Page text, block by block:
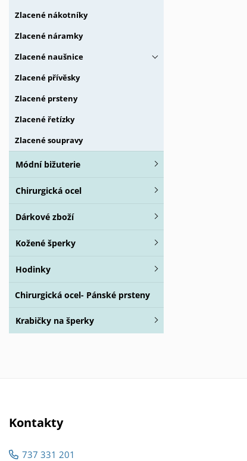
Zlacené nákotníky
Zlacené náramky
Zlacené naušnice
Zlacené přívěsky
Zlacené prsteny
Zlacené řetízky
Zlacené soupravy
Módní bižuterie
Chirurgická ocel
Dárkové zboží
Kožené šperky
Hodinky
Chirurgická ocel- Pánské prsteny
Krabičky na šperky
Kontakty
737 331 201